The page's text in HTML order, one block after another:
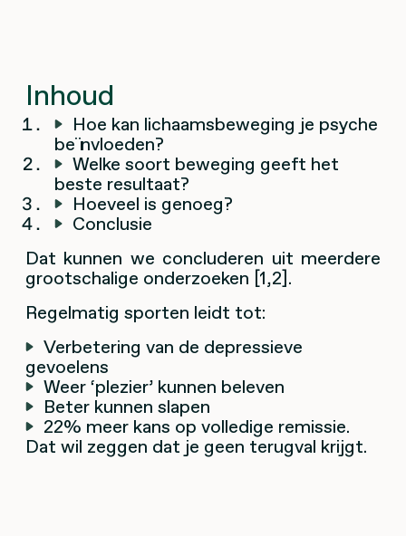
Inhoud
Hoe kan lichaamsbeweging je psyche
beïnvloeden?
Welke soort beweging geeft het
beste resultaat?
Hoeveel is genoeg?
Conclusie
Dat kunnen we concluderen uit meerdere
grootschalige onderzoeken [1,2].
Regelmatig sporten leidt tot:
Verbetering van de depressieve
gevoelens
Weer ‘plezier’ kunnen beleven
Beter kunnen slapen
22% meer kans op volledige remissie.
Dat wil zeggen dat je geen terugval krijgt.